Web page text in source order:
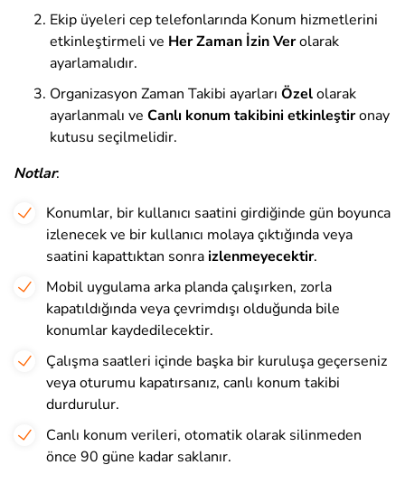
Ekip üyeleri cep telefonlarında Konum hizmetlerini
etkinleştirmeli ve Her Zaman İzin Verolarak
ayarlamalıdır.
Organizasyon Zaman Takibi ayarları Özelolarak
ayarlanmalı ve Canlı konum takibini etkinleştironay
kutusu seçilmelidir.
Notlar:
Konumlar, bir kullanıcı saatini girdiğinde gün boyunca
izlenecek ve bir kullanıcı molaya çıktığında veya
saatini kapattıktan sonra izlenmeyecektir.
Mobil uygulama arka planda çalışırken, zorla
kapatıldığında veya çevrimdışı olduğunda bile
konumlar kaydedilecektir.
Çalışma saatleri içinde başka bir kuruluşa geçerseniz
veya oturumu kapatırsanız, canlı konum takibi
durdurulur.
Canlı konum verileri, otomatik olarak silinmeden
önce 90 güne kadar saklanır.